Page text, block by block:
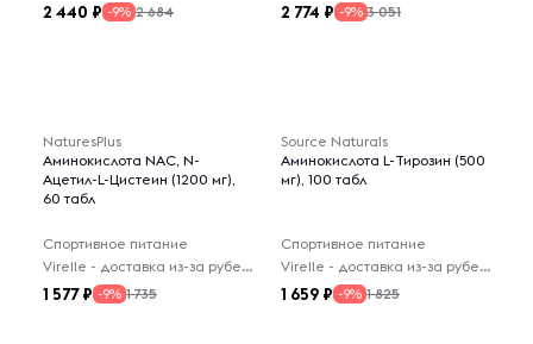
2 440 -9% 2 684 2 774 -9% 3 051
NaturesPlus
Аминокислота NAC, N-
Ацетил-L-Цистеин (1200 мг),
60 табл
Спортивное питание
Virelle - доставка из-за рубежа
1 577 -9% 1 735
Source Naturals
Аминокислота L-Тирозин (500
мг), 100 табл
Спортивное питание
Virelle - доставка из-за рубежа
1 659 -9% 1 825